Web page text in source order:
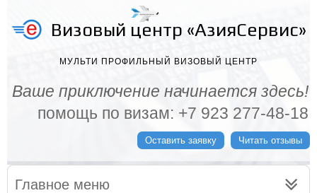
Визовый центр «АзияСервис»
МУЛЬТИ ПРОФИЛЬНЫЙ ВИЗОВЫЙ ЦЕНТР
Ваше приключение начинается здесь!
помощь по визам: +7 923 277-48-18
Оставить заявку Читать отзывы
Главное меню